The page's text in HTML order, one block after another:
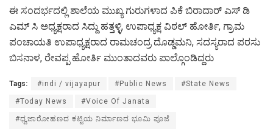
ಈ ಸಂದರ್ಭದಲ್ಲಿ ಶಾಲೆಯ ಮುಖ್ಯ ಗುರುಗಳಾದ ಪಿಕೆ ಬಿರಾದಾರ್ ಎಸ್ ಡಿ
ಎಮ್ ಸಿ ಅಧ್ಯಕ್ಷರಾದ ಸಿದ್ದು ಹತ್ತಳ್ಳಿ, ಉಪಾಧ್ಯಕ್ಷ ವಿಠಲ್ ಹೋರ್ತಿ, ಗ್ರಾಮ
ಪಂಚಾಯತಿ ಉಪಾಧ್ಯಕ್ಷರಾದ ರಾಮಚಂದ್ರ ದೊಡ್ಡಮನಿ, ಸದಸ್ಯರಾದ ಪರಸು
ಬಿಸನಾಳ, ರೇವಪ್ಪ ಹೋರ್ತಿ ಮುಂತಾದವರು ಪಾಲ್ಗೊಂಡಿದ್ದರು
Tags: #indi / vijayapur #Public News #State News
#Today News #Voice Of Janata
#ಧ್ವಜಾರೋಹಣದ ಕಟ್ಟಿಯ ನಿರ್ಮಾಣದ ಭೂಮಿ ಪೂಜೆ